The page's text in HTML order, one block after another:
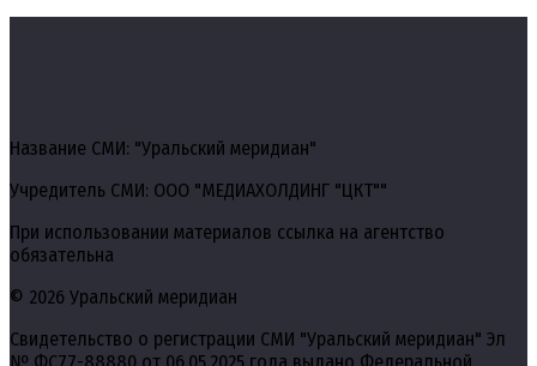
Название СМИ: "Уральский меридиан"
Учредитель СМИ: ООО "МЕДИАХОЛДИНГ "ЦКТ""
При использовании материалов ссылка на агентство
обязательна
© 2026 Уральский меридиан
Свидетельство о регистрации СМИ "Уральский меридиан" Эл